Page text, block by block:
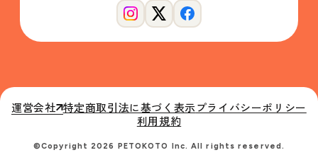
運営会社 特定商取引法に基づく表示プライバシーポリシー
利用規約
©Copyright 2026 PETOKOTO Inc. All rights reserved.